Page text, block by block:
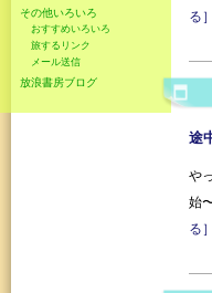
その他いろいろ
おすすめいろいろ
旅するリンク
メール送信
放浪書房ブログ
る］
途
や
始
る］